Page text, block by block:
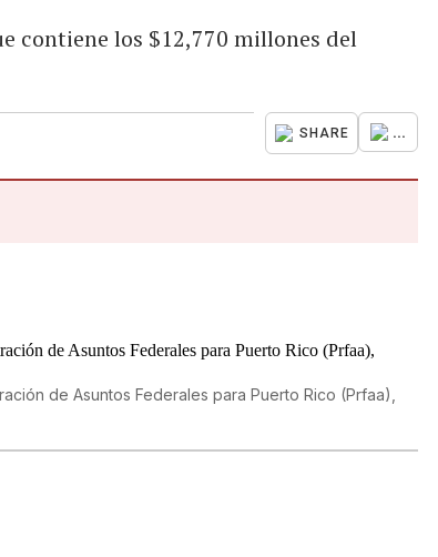
contiene los $12,770 millones del
SHARE ...
de Asuntos Federales para Puerto Rico (Prfaa),